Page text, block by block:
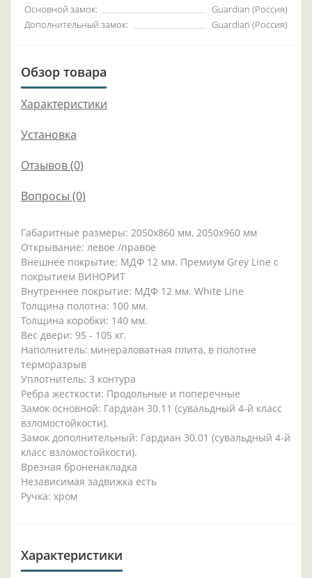
Основной замок:
Guardian (Россия)
Дополнительный замок:
Guardian (Россия)
Обзор товара
Характеристики
Установка
Отзывов (0)
Вопросы (0)
Габаритные размеры: 2050x860 мм, 2050x960 мм
Открывание: левое /правое
Внешнее покрытие: МДФ 12 мм. Премиум Grey Line с
покрытием ВИНОРИТ
Внутреннее покрытие: МДФ 12 мм. White Line
Толщина полотна: 100 мм.
Толщина коробки: 140 мм.
Вес двери: 95 - 105 кг.
Наполнитель: минераловатная плита, в полотне
терморазрыв
Уплотнитель: 3 контура
Ребра жесткости: Продольные и поперечные
Замок основной: Гардиан 30.11 (сувальдный 4-й класс
взломостойкости).
Замок дополнительный: Гардиан 30.01 (сувальдный 4-й
класс взломостойкости).
Врезная броненакладка
Независимая задвижка есть
Ручка: хром
Характеристики